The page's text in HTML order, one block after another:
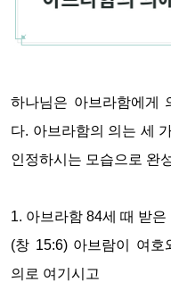
하나님은 아브라함에게
다. 아브라함의 의는 세
인정하시는 모습으로 완
1. 아브라함 84세 때 받은
(창 15:6) 아브람이 여호
의로 여기시고